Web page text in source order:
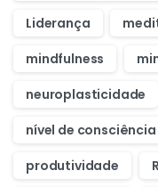
Liderança
mindfulness
neuroplasticidade
nível de consciência
produtividade